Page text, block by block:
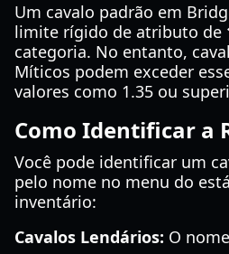
Um cavalo padrão em
limite rígido de atributo de
categoria. No entanto,
Míticos podem exceder
valores como 1.35 ou
Como Identificar a
Você pode identificar um
pelo nome no menu do
inventário:
Cavalos Lendários: O